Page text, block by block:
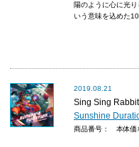
陽のように心に光
いう意味を込めた
2019.08.21
Sing Sing Rabbit
Sunshine
商品番号： 本体